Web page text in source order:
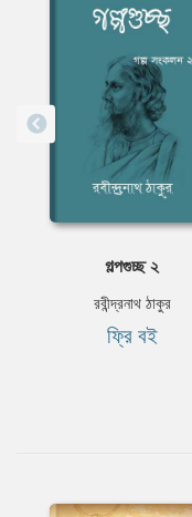
গল্পগুচ্ছ ২
রবীন্দ্রনাথ ঠাকুর
ফ্রি বই